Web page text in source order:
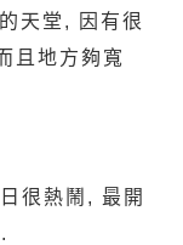
天堂, 因有很
且地方夠寬
很熱鬧, 最開